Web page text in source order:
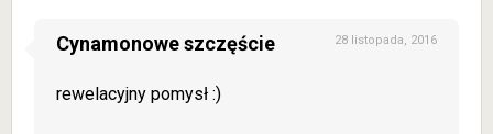
Cynamonowe szczęście 28 listopada, 2016
rewelacyjny pomysł :)